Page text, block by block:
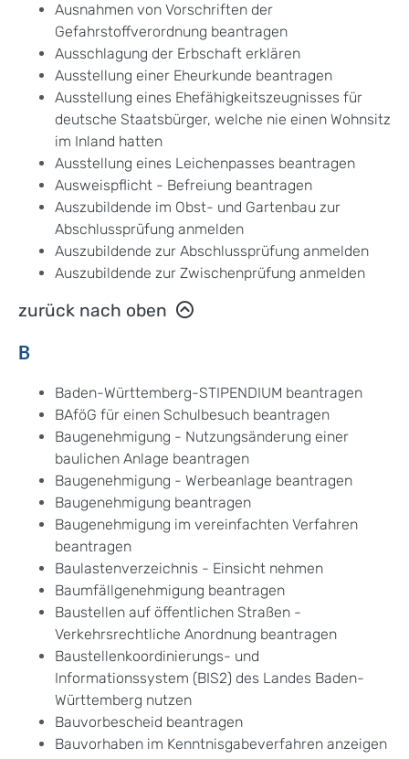
Ausnahmen von Vorschriften der
Gefahrstoffverordnung beantragen
Ausschlagung der Erbschaft erklären
Ausstellung einer Eheurkunde beantragen
Ausstellung eines Ehefähigkeitszeugnisses für
deutsche Staatsbürger, welche nie einen Wohnsitz
im Inland hatten
Ausstellung eines Leichenpasses beantragen
Ausweispflicht - Befreiung beantragen
Auszubildende im Obst- und Gartenbau zur
Abschlussprüfung anmelden
Auszubildende zur Abschlussprüfung anmelden
Auszubildende zur Zwischenprüfung anmelden
zurück nach oben
B
Baden-Württemberg-STIPENDIUM beantragen
BAföG für einen Schulbesuch beantragen
Baugenehmigung - Nutzungsänderung einer
baulichen Anlage beantragen
Baugenehmigung - Werbeanlage beantragen
Baugenehmigung beantragen
Baugenehmigung im vereinfachten Verfahren
beantragen
Baulastenverzeichnis - Einsicht nehmen
Baumfällgenehmigung beantragen
Baustellen auf öffentlichen Straßen -
Verkehrsrechtliche Anordnung beantragen
Baustellenkoordinierungs- und
Informationssystem (BIS2) des Landes Baden-
Württemberg nutzen
Bauvorbescheid beantragen
Bauvorhaben im Kenntnisgabeverfahren anzeigen